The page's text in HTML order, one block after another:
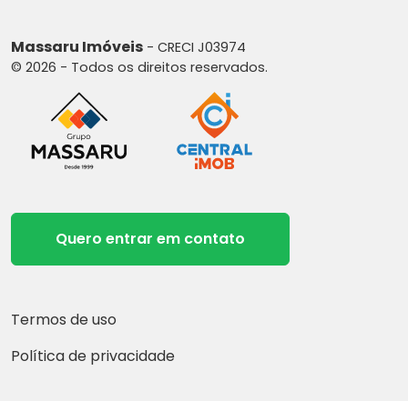
Massaru Imóveis - CRECI J03974
© 2026 - Todos os direitos reservados.
Quero entrar em contato
Termos de uso
Política de privacidade